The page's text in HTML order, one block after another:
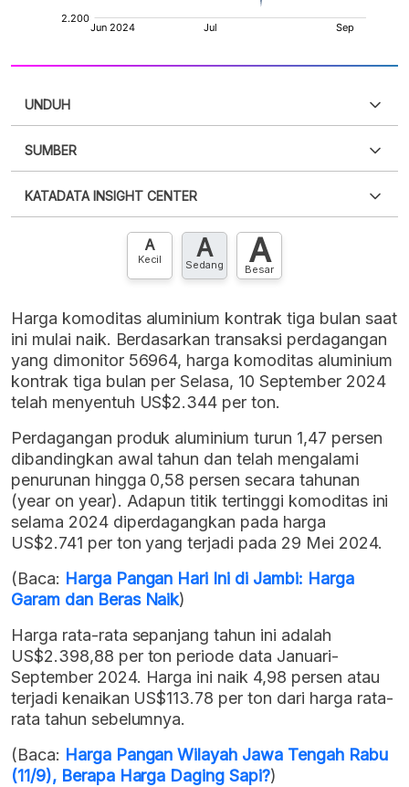
UNDUH
XLS
SUMBER
punya akun?Silakan Daftar sekarang
KATADATA INSIGHT CENTER
Hubungi sekarang »
A
Kecil A
Sedang A
Besar
Harga komoditas aluminium kontrak tiga bulan saat
ini mulai naik. Berdasarkan transaksi perdagangan
yang dimonitor 56964, harga komoditas aluminium
kontrak tiga bulan per Selasa, 10 September 2024
telah menyentuh US$2.344 per ton.
Perdagangan produk aluminium turun 1,47 persen
dibandingkan awal tahun dan telah mengalami
penurunan hingga 0,58 persen secara tahunan
(year on year). Adapun titik tertinggi komoditas ini
selama 2024 diperdagangkan pada harga
US$2.741 per ton yang terjadi pada 29 Mei 2024.
(Baca: Harga Pangan Hari Ini di Jambi: Harga
Garam dan Beras Naik)
Harga rata-rata sepanjang tahun ini adalah
US$2.398,88 per ton periode data Januari-
September 2024. Harga ini naik 4,98 persen atau
terjadi kenaikan US$113.78 per ton dari harga rata-
rata tahun sebelumnya.
(Baca: Harga Pangan Wilayah Jawa Tengah Rabu
(11/9), Berapa Harga Daging Sapi?)